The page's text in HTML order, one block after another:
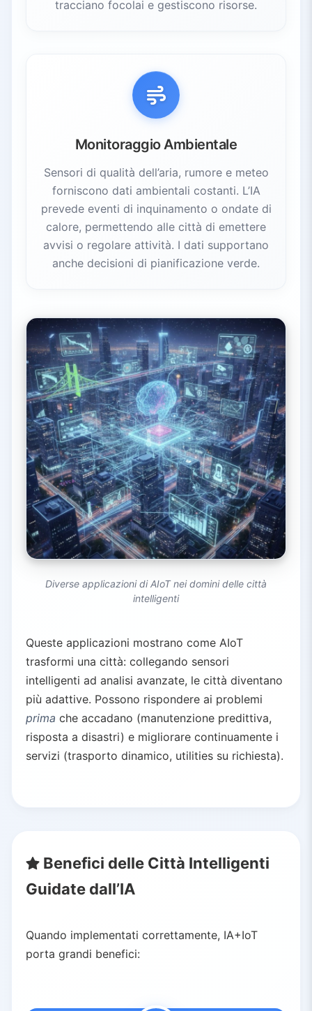
tracciano focolai e gestiscono risorse.
Monitoraggio Ambientale
Sensori di qualità dell’aria, rumore e meteo
forniscono dati ambientali costanti. L’IA
prevede eventi di inquinamento o ondate di
calore, permettendo alle città di emettere
avvisi o regolare attività. I dati supportano
anche decisioni di pianificazione verde.
Diverse applicazioni di AIoT nei domini delle città
intelligenti
Queste applicazioni mostrano come AIoT
trasformi una città: collegando sensori
intelligenti ad analisi avanzate, le città diventano
più adattive. Possono rispondere ai problemi
prima che accadano (manutenzione predittiva,
risposta a disastri) e migliorare continuamente i
servizi (trasporto dinamico, utilities su richiesta).
Benefici delle Città Intelligenti
Guidate dall’IA
Quando implementati correttamente, IA+IoT
porta grandi benefici: